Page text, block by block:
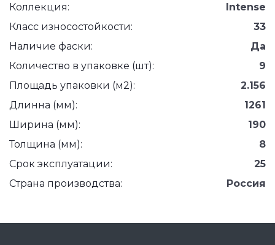
Коллекция:
Intense
Класс износостойкости:
33
Наличие фаски:
Да
Количество в упаковке (шт):
9
Площадь упаковки (м2):
2.156
Длинна (мм):
1261
Ширина (мм):
190
Толщина (мм):
8
Срок эксплуатации:
25
Страна производства:
Россия